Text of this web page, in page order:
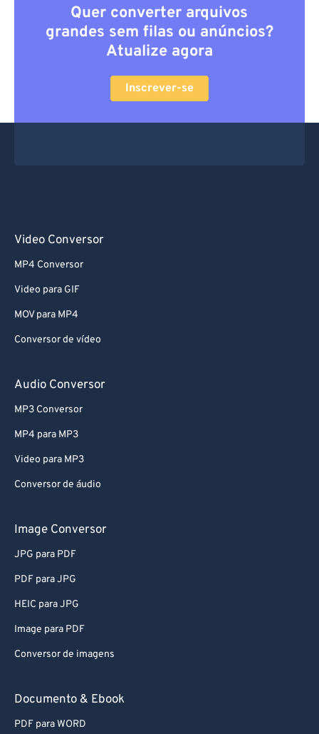
Quer converter arquivos
grandes sem filas ou anúncios?
Atualize agora
Inscrever-se
Video Conversor
MP4 Conversor
Video para GIF
MOV para MP4
Conversor de vídeo
Audio Conversor
MP3 Conversor
MP4 para MP3
Video para MP3
Conversor de áudio
Image Conversor
JPG para PDF
PDF para JPG
HEIC para JPG
Image para PDF
Conversor de imagens
Documento & Ebook
PDF para WORD